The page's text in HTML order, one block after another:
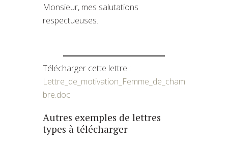
Monsieur, mes salutations
respectueuses.
Télécharger cette lettre :
Lettre_de_motivation_Femme_de_cham
bre.doc
Autres exemples de lettres
types à télécharger